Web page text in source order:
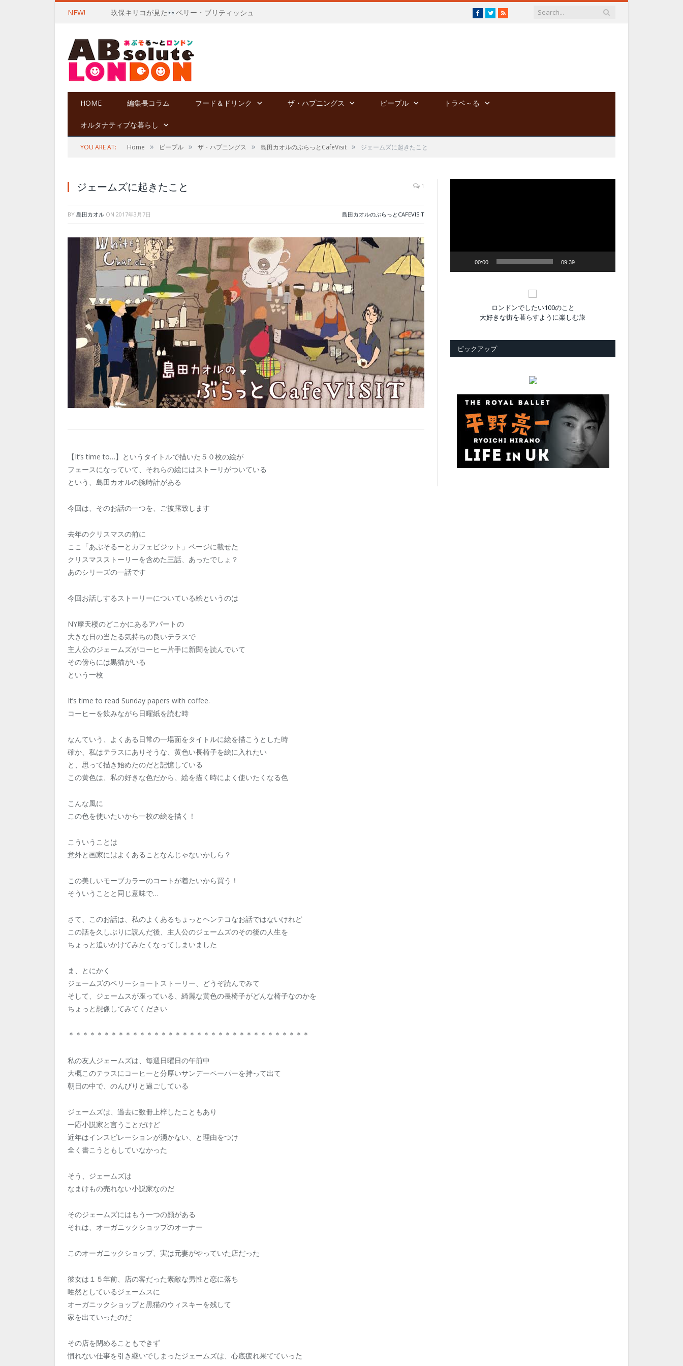
NEW! 玖保キリコが見た ベリー・ブリティッシュ Facebook
TwitterRSS
HOME 編集長コラム フード＆ドリンク ザ・ハプニングス ピープル トラベ～る
オルタナティブな暮らし
YOU ARE AT: Home » ピープル » ザ・ハプニングス » 島田カオルのぶらっとCafeVisit » ジェームズに起きたこと
ジェームズに起きたこと 1
BY 島田カオル ON 2017年3月7日 島田カオルのぶらっとCAFEVISIT
【It’s time to…】というタイトルで描いた５０枚の絵が
フェースになっていて、それらの絵にはストーリがついている
という、島田カオルの腕時計がある
今回は、そのお話の一つを、ご披露致します
去年のクリスマスの前に
ここ「あぶそるーとカフェビジット」ページに載せた
クリスマスストーリーを含めた三話、あったでしょ？
あのシリーズの一話です
今回お話しするストーリーについている絵というのは
NY摩天楼のどこかにあるアパートの
大きな日の当たる気持ちの良いテラスで
主人公のジェームズがコーヒー片手に新聞を読んでいて
その傍らには黒猫がいる
という一枚
It’s time to read Sunday papers with coffee.
コーヒーを飲みながら日曜紙を読む時
なんていう、よくある日常の一場面をタイトルに絵を描こうとした時
確か、私はテラスにありそうな、黄色い長椅子を絵に入れたい
と、思って描き始めたのだと記憶している
この黄色は、私の好きな色だから、絵を描く時によく使いたくなる色
こんな風に
この色を使いたいから一枚の絵を描く！
こういうことは
意外と画家にはよくあることなんじゃないかしら？
この美しいモーブカラーのコートが着たいから買う！
そういうことと同じ意味で…
さて、このお話は、私のよくあるちょっとヘンテコなお話ではないけれど
この話を久しぶりに読んだ後、主人公のジェームズのその後の人生を
ちょっと追いかけてみたくなってしまいました
ま、とにかく
ジェームズのベリーショートストーリー、どうぞ読んでみて
そして、ジェームスが座っている、綺麗な黄色の長椅子がどんな椅子なのかを
ちょっと想像してみてください
＊＊＊＊＊＊＊＊＊＊＊＊＊＊＊＊＊＊＊＊＊＊＊＊＊＊＊＊＊＊＊＊＊＊
私の友人ジェームズは、毎週日曜日の午前中
大概このテラスにコーヒーと分厚いサンデーペーパーを持って出て
朝日の中で、のんびりと過ごしている
ジェームズは、過去に数冊上梓したこともあり
一応小説家と言うことだけど
近年はインスピレーションが湧かない、と理由をつけ
全く書こうともしていなかった
そう、ジェームズは
なまけもの売れない小説家なのだ
そのジェームズにはもう一つの顔がある
それは、オーガニックショップのオーナー
このオーガニックショップ、実は元妻がやっていた店だった
彼女は１５年前、店の客だった素敵な男性と恋に落ち
唖然としているジェームスに
オーガニックショップと黒猫のウィスキーを残して
家を出ていったのだ
その店を閉めることもできず
慣れない仕事を引き継いでしまったジェームズは、心底疲れ果てていった
00:00 09:39
ロンドンでしたい100のこと
大好きな街を暮らすように楽しむ旅
ピックアップ